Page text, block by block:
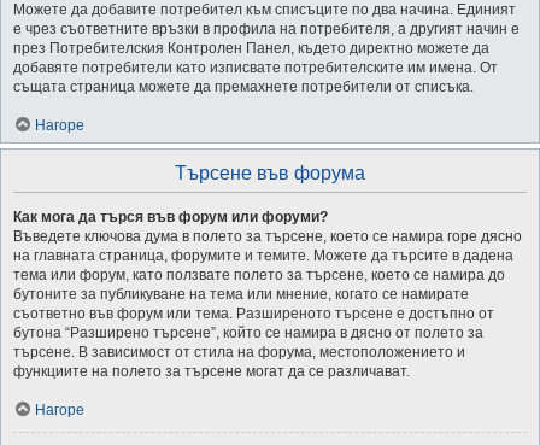
Можете да добавите потребител към списъците по два начина. Единият
е чрез съответните връзки в профила на потребителя, а другият начин е
през Потребителския Контролен Панел, където директно можете да
добавяте потребители като изписвате потребителските им имена. От
същата страница можете да премахнете потребители от списъка.
Нагоре
Търсене във форума
Как мога да търся във форум или форуми?
Въведете ключова дума в полето за търсене, което се намира горе дясно
на главната страница, форумите и темите. Можете да търсите в дадена
тема или форум, като ползвате полето за търсене, което се намира до
бутоните за публикуване на тема или мнение, когато се намирате
съответно във форум или тема. Разширеното търсене е достъпно от
бутона “Разширено търсене”, който се намира в дясно от полето за
търсене. В зависимост от стила на форума, местоположението и
функциите на полето за търсене могат да се различават.
Нагоре